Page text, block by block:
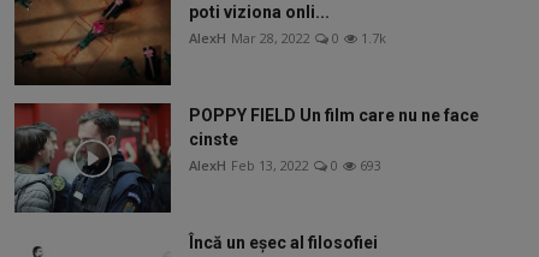
poti viziona onli...
AlexH Mar 28, 2022 0 1.7k
POPPY FIELD Un film care nu ne face
cinste
AlexH Feb 13, 2022 0 693
Încă un eșec al filosofiei